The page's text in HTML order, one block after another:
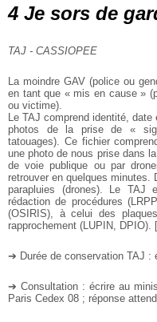
4 Je sors de
TAJ - CASSIOPEE
La moindre GAV (police ou
en tant que « mis en cause »
ou victime).
Le TAJ comprend identité,
photos de la prise de «
tatouages). Ce fichier
une photo de nous prise dans
de voie publique ou par
retrouver en quelques minutes.
parapluies (drones). Le
rédaction de procédures
(OSIRIS), à celui des
rapprochement (LUPIN, DPIO). [
➔ Durée de conservation TAJ :
➔ Consultation : écrire au
Paris Cedex 08 ; réponse